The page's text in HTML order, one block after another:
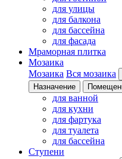
для улицы
для балкона
для бассейна
для фасада
Мраморная плитка
Мозаика
Мозаика Вся мозаика
Назначение
для ванной
для кухни
для фартука
для туалета
для бассейна
Ступени